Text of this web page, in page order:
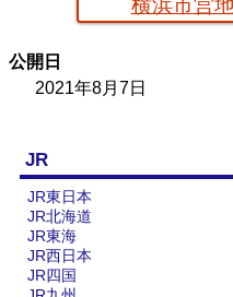
楽天市場
横浜市営
公開日
2021年8月7日
JR
JR東日本
JR北海道
JR東海
JR西日本
JR四国